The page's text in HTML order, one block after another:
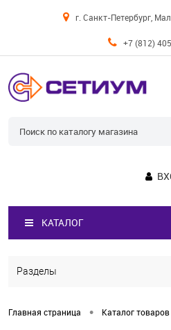
г. Санкт-Петербург,
+7 (812)
КАТАЛОГ
Разделы
Главная страница • Каталог товаров